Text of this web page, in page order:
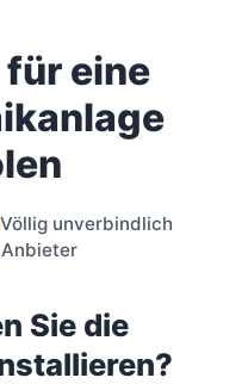
eine
Völlig unverbindlich
Sie die